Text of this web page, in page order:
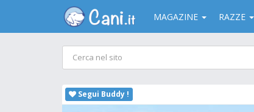
MAGAZINE RAZZE
Segui Buddy !